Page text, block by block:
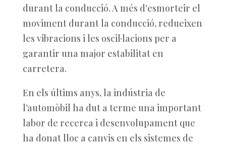
durant la conducció. A més d’esmorteir el
moviment durant la conducció, redueixen
les vibracions i les oscil·lacions per a
garantir una major estabilitat en
carretera.
En els últims anys, la indústria de
l’automòbil ha dut a terme una important
labor de recerca i desenvolupament que
ha donat lloc a canvis en els sistemes de